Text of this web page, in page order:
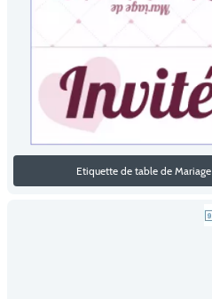
Etiquette de table de Mariage